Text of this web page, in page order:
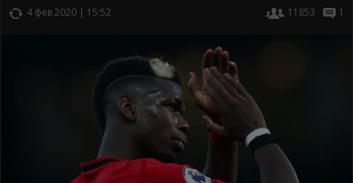
4 фев 2020 | 15:52 11853 1